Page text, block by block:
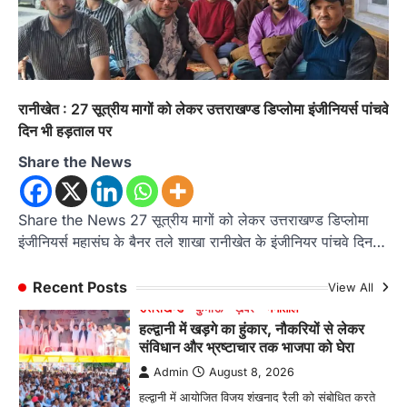
रानीखेत : 27 सूत्रीय मागों को लेकर उत्तराखण्ड डिप्लोमा इंजीनियर्स पांचवे
दिन भी हड़ताल पर
Share the News
Share the News 27 सूत्रीय मागों को लेकर उत्तराखण्ड डिप्लोमा
इंजीनियर्स महासंघ के बैनर तले शाखा रानीखेत के इंजीनियर पांचवे दिन…
Recent Posts View All
1
इंटर-एपीएस सेंट्रल कमांड चेस क्लस्टर-2 में
याग्यिका कुंद्रा ने लहराया परचम, अंडर-14 वर्ग
में हासिल किया प्रथम स्थान
Admin August 8, 2026
रानीखेत। आर्मी पब्लिक स्कूल रानीखेत की प्रतिभाशाली
छात्रा याग्यिका कुंद्रा ने अपनी शानदार शतरंज प्रतिभा…
हल्द्वानी में खड़गे का हुंकार, नौकरियों से लेकर
संविधान और भ्रष्टाचार तक भाजपा को घेरा
Admin August 8, 2026
हल्द्वानी में आयोजित विजय शंखनाद रैली को संबोधित करते
उत्तराखण्ड कुमाऊं ख़बरें नैनीताल
खड़गे की रैली से पहले हल्द्वानी में सियासी
घमासान, एसएसपी कार्यालय में धरने पर बैठे
कांग्रेस नेता
Admin August 8, 2026